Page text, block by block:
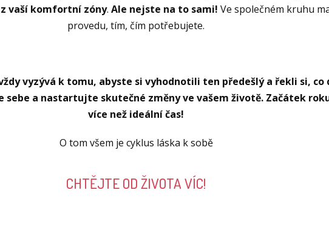
vaší komfortní zóny. Ale nejste na to sami! Ve společném kruhu
provedu, tím, čím potřebujete.
vyzývá k tomu, abyste si vyhodnotili ten předešlý a řekli si, co
sebe a nastartujte skutečné změny ve vašem životě. Začátek
více než ideální čas!
O tom všem je cyklus láska k sobě
CHTĚJTE OD ŽIVOTA VÍC!